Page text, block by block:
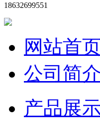
18632699551
网站首
公司简介
产品展